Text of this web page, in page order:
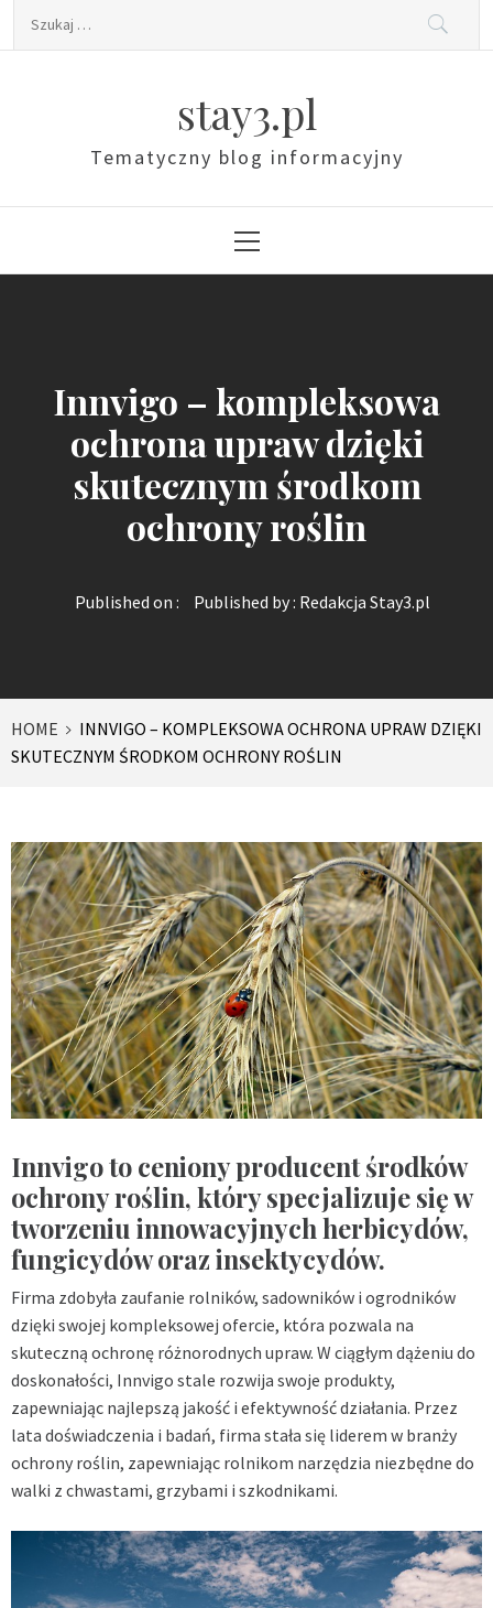
Szukaj:
stay3.pl
Tematyczny blog informacyjny
Menu
Innvigo – kompleksowa
ochrona upraw dzięki
skutecznym środkom
ochrony roślin
Published on : Published by : Redakcja Stay3.pl
HOME
INNVIGO – KOMPLEKSOWA OCHRONA UPRAW DZIĘKI
SKUTECZNYM ŚRODKOM OCHRONY ROŚLIN
Innvigo to ceniony producent środków
ochrony roślin, który specjalizuje się w
tworzeniu innowacyjnych herbicydów,
fungicydów oraz insektycydów.
Firma zdobyła zaufanie rolników, sadowników i ogrodników
dzięki swojej kompleksowej ofercie, która pozwala na
skuteczną ochronę różnorodnych upraw. W ciągłym dążeniu do
doskonałości, Innvigo stale rozwija swoje produkty,
zapewniając najlepszą jakość i efektywność działania. Przez
lata doświadczenia i badań, firma stała się liderem w branży
ochrony roślin, zapewniając rolnikom narzędzia niezbędne do
walki z chwastami, grzybami i szkodnikami.